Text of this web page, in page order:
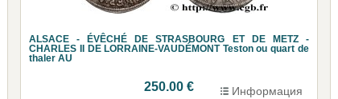
ALSACE - ÉVÊCHÉ DE STRASBOURG ET DE METZ -
CHARLES II DE LORRAINE-VAUDÉMONT Teston ou quart de
thaler AU
250.00 € Информация